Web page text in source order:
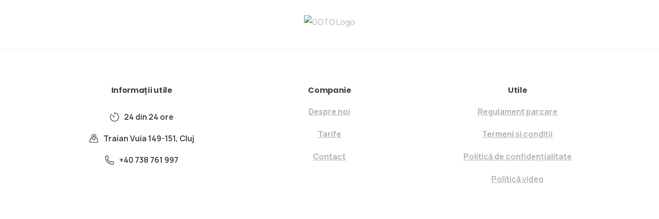
Informații utile
24 din 24 ore
Traian Vuia 149-151, Cluj
+40 738 761 997
Companie
Despre noi
Tarife
Contact
Utile
Regulament parcare
Termeni și condiții
Politică de confidențialitate
Politică video